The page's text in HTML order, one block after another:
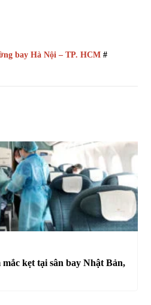
bay Hà Nội – TP. HCM#
kẹt tại sân bay Nhật Bản,